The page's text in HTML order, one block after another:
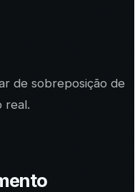
de sobreposição de
real.